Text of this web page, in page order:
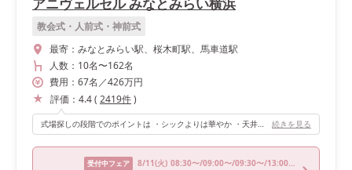
教会式・人前式・神前式
最寄： みなとみらい駅、桜木町駅、馬車道駅
人数： 10名〜162名
費用： 67名 ／426万円
評価： 4.4( 2419件)
式場探しの段階でのポイントは ・シックよりは華やか ・天井が高い ・階段演出ができる ・貸し切り ・大人数でも狭いと感じない広さ ・料理が美味しい と言ったところで探していました まさに。ぴったりの式場と出会い嬉しくてたまりませんでした。 実際に挙式披露宴をさせていただき感じたことは、とにかくスタッフの方の動きが素晴らしいことと館の動線が計算されつくされた建物だなとつくづく思いました。 まず、衣装担当の方が一番最初に決まり衣装合わせ〜当日まで担当してくださいます。アニヴェルセルではタカミブライダルとフォーシスアンドカンパニーの2つのドレスサロンから衣装を持ち込み料なしでレンタルできます。どちらのドレスサロンもドレスの種類が豊富で、とても悩みました。。。結構注文の多い花嫁だと思いますが嫌な顔ひとつせず最後まで付き合ってくださいました。何度か担当の方以外の方が衣装合わせをしてくださいましたがどの方も親身に話を聞いてくださってとても素晴らしいなと思いました。 次に、プランナーの方が決まります。プランナーさんもとても気さくな方です。あれもしたい、これもしたいという要望を綺麗にまとめてくださいました。当日ももちろんいてくださいます。当日のゲストの方々の誘導や説明をしながらなんとウェルカムグッズの配置までやられているそうで、ウェルカムグッズの金額を抑えたかったのでたくさん持ち込んでしまいましたが丁寧に思った通りに並べてくださって本当に苦労かけてしまったと反省しつつとても感謝しています。 そして、美容スタッフの方はヘアメイクリハーサルの時に初めてお会いし当日も同じ方が旦那してくださいます。ヘアメイクリハーサルの時は当日の挙式・披露宴入場・お色直しのリハーサルができます。あれこれやっていただけます。わたしは当日までに心変わりしてしまい、お色直しのヘアセットを変えていただきました。1度ヘアメイクリハーサルが終わると当日の1発勝負になってしまいますが、思った通りにしてくださって素晴らしいなと思いました。当日は他の花嫁さんとバッティングしないように細心の注意を払いインカムで連絡を取り合ってくださいます。そして1日介添スタッフとして常に近くにいてくださいます。 当日身近にいてくださるスタッフさん以外にも、ペーパーアイテム・装花・音響・映像・記録・演出を担当してくださるスタッフさん、また当日エントランス〜受付や案内や誘導をしてくださるスタッフさん、牧師さん、当日キャプテンとして私たちの所作の案内をしてくださる方、料理人さん、料理やドリンクを提供してくださる方、テーブルをセッティングしてくださる方やお花を届けてくださる方など直接お会いすることはない方も含めたくさんの方々が支えてくださって結婚式ができるのだと身に染みました。そのスタッフさん皆さんが素晴らしい方ばかりなので自分たちでは気の配れないところまで配ってくださっていました。 続きを見る
受付中フェア 8/11(火) 08:30〜/09:00〜/09:30〜/13:00〜/15:00〜